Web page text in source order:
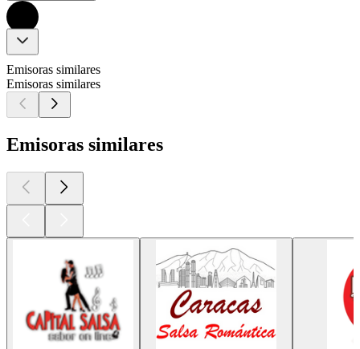
Emisoras similares
Emisoras similares
Emisoras similares